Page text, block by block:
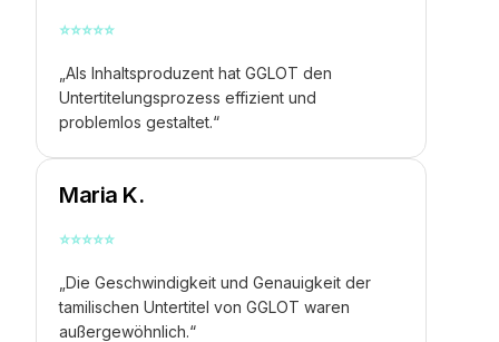
⭐⭐⭐⭐⭐
„Als Inhaltsproduzent hat GGLOT den
Untertitelungsprozess effizient und
problemlos gestaltet.“
Maria K.
⭐⭐⭐⭐⭐
„Die Geschwindigkeit und Genauigkeit der
tamilischen Untertitel von GGLOT waren
außergewöhnlich.“